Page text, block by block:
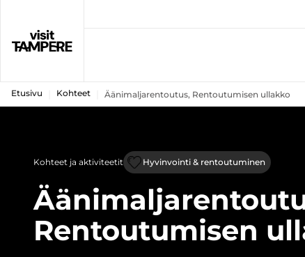
Etusivu Kohteet Äänimaljarentoutus, Rentoutumisen ullakko
Kohteet ja aktiviteetit Hyvinvointi & rentoutuminen
Rentoutumisen